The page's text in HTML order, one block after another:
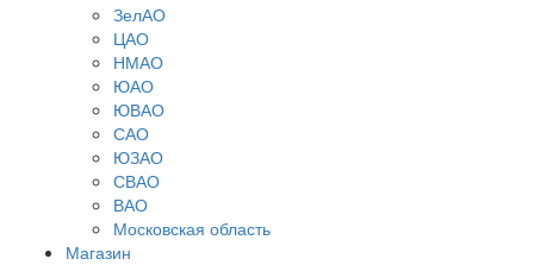
ЗелАО
ЦАО
НМАО
ЮАО
ЮВАО
САО
ЮЗАО
СВАО
ВАО
Московская область
Магазин